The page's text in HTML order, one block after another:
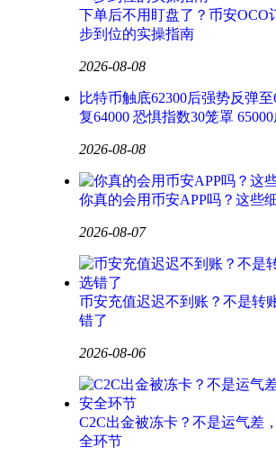
下单后不用盯盘了？币安OCO
步到位的实操指南
2026-08-08
比特币触底62300后强势反弹至
复64000 恐惧指数30笼罩
2026-08-08
你真的会用币安APP吗？这些
2026-08-07
币安充值迟迟不到账？不是转
错了
2026-08-06
C2C出金被冻卡？不是运气差
全环节